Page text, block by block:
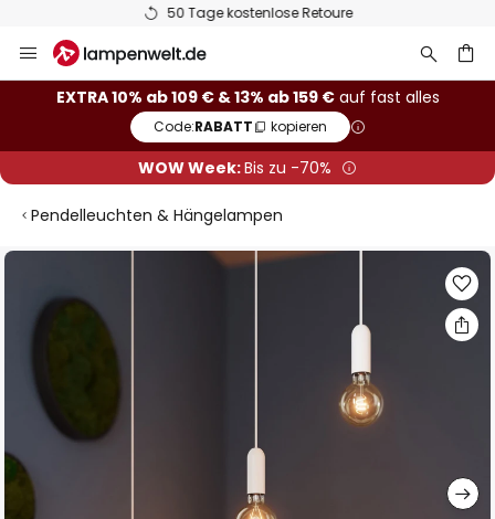
50 Tage kostenlose Retoure
Inhalt
springen
EXTRA 10% ab 109 € & 13% ab 159 €auf fast alles
Code:RABATT kopieren
WOW Week:Bis zu -70%
Pendelleuchten & Hängelampen
Zum
springen